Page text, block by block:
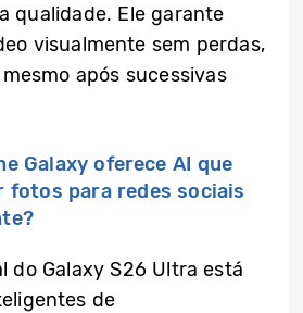
qualidade. Ele garante
visualmente sem perdas,
após sucessivas
Galaxy oferece AI que
fotos para redes sociais
do Galaxy S26 Ultra está
de